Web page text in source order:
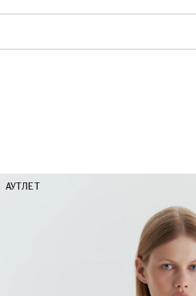
АУТЛЕТ